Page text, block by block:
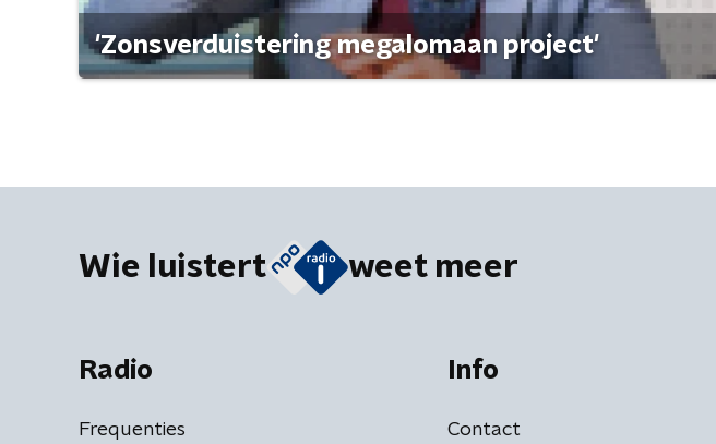
'Zonsverduistering megalomaan project'
Wie luistert weet meer
Radio
Frequenties
Info
Contact